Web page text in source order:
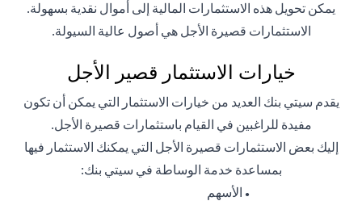
يمكن تحويل هذه الاستثمارات المالية إلى أموال نقدية بسهولة.
الاستثمارات قصيرة الأجل هي أصول عالية السيولة.
خيارات الاستثمار قصير الأجل
يقدم سيتي بنك العديد من خيارات الاستثمار التي يمكن أن تكون
مفيدة للراغبين في القيام باستثمارات قصيرة الأجل.
إليك بعض الاستثمارات قصيرة الأجل التي يمكنك الاستثمار فيها
بمساعدة خدمة الوساطة في سيتي بنك:
● الأسهم